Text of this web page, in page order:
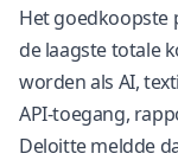
Het goedkoopste
de laagste totale
worden als AI,
API-toegang,
Deloitte meldde